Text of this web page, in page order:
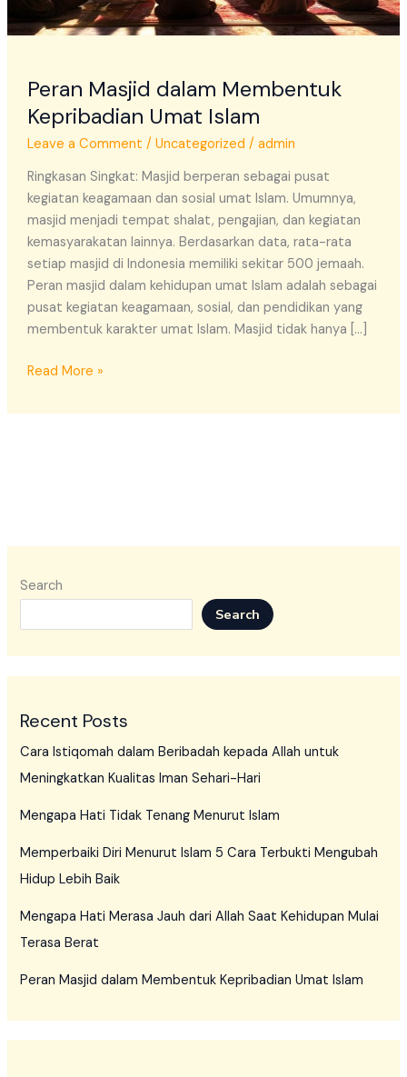
Peran Masjid dalam Membentuk
Kepribadian Umat Islam
Leave a Comment / Uncategorized / admin
Ringkasan Singkat: Masjid berperan sebagai pusat
kegiatan keagamaan dan sosial umat Islam. Umumnya,
masjid menjadi tempat shalat, pengajian, dan kegiatan
kemasyarakatan lainnya. Berdasarkan data, rata-rata
setiap masjid di Indonesia memiliki sekitar 500 jemaah.
Peran masjid dalam kehidupan umat Islam adalah sebagai
pusat kegiatan keagamaan, sosial, dan pendidikan yang
membentuk karakter umat Islam. Masjid tidak hanya […]
Read More »
Search
Search
Recent Posts
Cara Istiqomah dalam Beribadah kepada Allah untuk
Meningkatkan Kualitas Iman Sehari-Hari
Mengapa Hati Tidak Tenang Menurut Islam
Memperbaiki Diri Menurut Islam 5 Cara Terbukti Mengubah
Hidup Lebih Baik
Mengapa Hati Merasa Jauh dari Allah Saat Kehidupan Mulai
Terasa Berat
Peran Masjid dalam Membentuk Kepribadian Umat Islam